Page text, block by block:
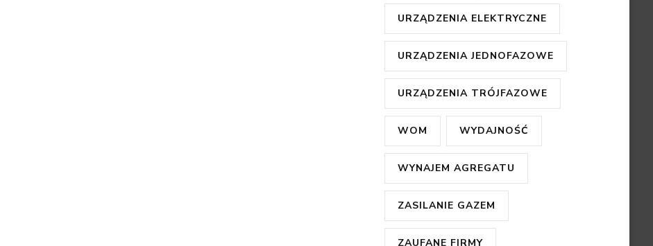
URZĄDZENIA ELEKTRYCZNE
URZĄDZENIA JEDNOFAZOWE
URZĄDZENIA TRÓJFAZOWE
WOM WYDAJNOŚĆ
WYNAJEM AGREGATU
ZASILANIE GAZEM
ZAUFANE FIRMY